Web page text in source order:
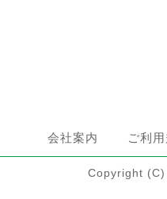
会社案内 ご利
Copyright